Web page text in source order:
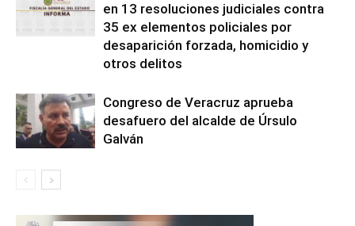
en 13 resoluciones judiciales contra
35 ex elementos policiales por
desaparición forzada, homicidio y
otros delitos
Congreso de Veracruz aprueba
desafuero del alcalde de Úrsulo
Galván